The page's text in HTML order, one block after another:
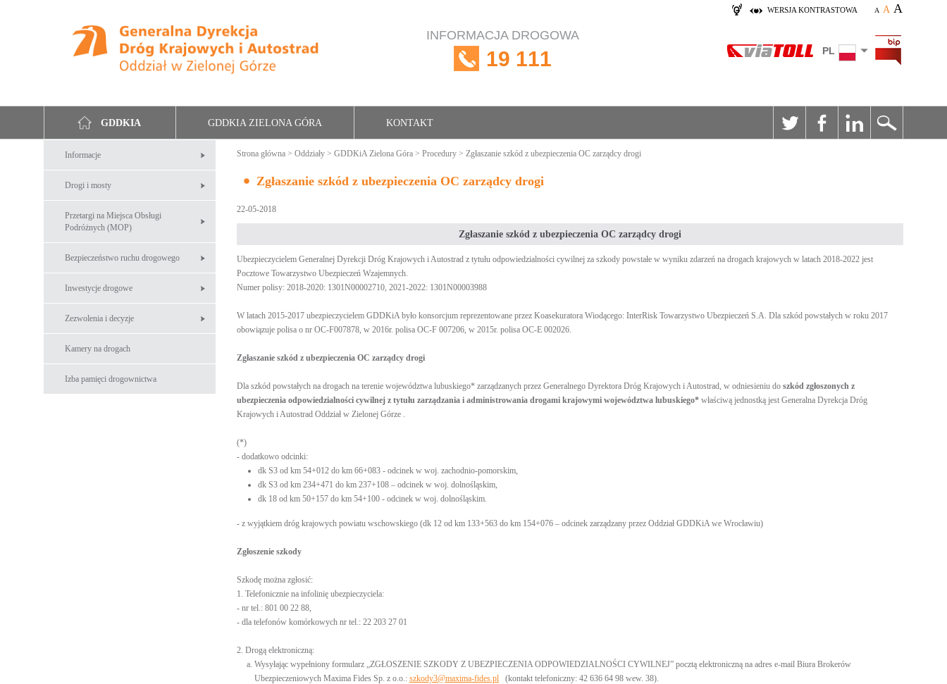
WERSJA KONTRASTOWA A A A
INFORMACJA DROGOWA
19 111 PL
GDDKIA GDDKIA ZIELONA GÓRA KONTAKT
Informacje
Drogi i mosty
Przetargi na Miejsca Obsługi
Podróżnych (MOP)
Bezpieczeństwo ruchu drogowego
Inwestycje drogowe
Zezwolenia i decyzje
Kamery na drogach
Izba pamięci drogownictwa
Strona główna > Oddziały > GDDKiA Zielona Góra > Procedury > Zgłaszanie szkód z ubezpieczenia OC zarządcy drogi
Zgłaszanie szkód z ubezpieczenia OC zarządcy drogi
22-05-2018
Zgłaszanie szkód z ubezpieczenia OC zarządcy drogi
Ubezpieczycielem Generalnej Dyrekcji Dróg Krajowych i Autostrad z tytułu odpowiedzialności cywilnej za szkody powstałe w wyniku zdarzeń na drogach krajowych w latach 2018-2022 jest
Pocztowe Towarzystwo Ubezpieczeń Wzajemnych.
Numer polisy: 2018-2020: 1301N00002710, 2021-2022: 1301N00003988
W latach 2015-2017 ubezpieczycielem GDDKiA było konsorcjum reprezentowane przez Koasekuratora Wiodącego: InterRisk Towarzystwo Ubezpieczeń S.A. Dla szkód powstałych w roku 2017
obowiązuje polisa o nr OC-F007878, w 2016r. polisa OC-F 007206, w 2015r. polisa OC-E 002026.
Zgłaszanie szkód z ubezpieczenia OC zarządcy drogi
Dla szkód powstałych na drogach na terenie województwa lubuskiego* zarządzanych przez Generalnego Dyrektora Dróg Krajowych i Autostrad, w odniesieniu do szkód zgłoszonych z
ubezpieczenia odpowiedzialności cywilnej z tytułu zarządzania i administrowania drogami krajowymi województwa lubuskiego* właściwą jednostką jest Generalna Dyrekcja Dróg
Krajowych i Autostrad Oddział w Zielonej Górze .
(*)
- dodatkowo odcinki:
dk S3 od km 54+012 do km 66+083 - odcinek w woj. zachodnio-pomorskim,
dk S3 od km 234+471 do km 237+108 – odcinek w woj. dolnośląskim,
dk 18 od km 50+157 do km 54+100 - odcinek w woj. dolnośląskim.
- z wyjątkiem dróg krajowych powiatu wschowskiego (dk 12 od km 133+563 do km 154+076 – odcinek zarządzany przez Oddział GDDKiA we Wrocławiu)
Zgłoszenie szkody
Szkodę można zgłosić:
1. Telefonicznie na infolinię ubezpieczyciela:
- nr tel.: 801 00 22 88,
- dla telefonów komórkowych nr tel.: 22 203 27 01
2. Drogą elektroniczną:
Wysyłając wypełniony formularz „ZGŁOSZENIE SZKODY Z UBEZPIECZENIA ODPOWIEDZIALNOŚCI CYWILNEJ” pocztą elektroniczną na adres e-mail Biura Brokerów
Ubezpieczeniowych Maxima Fides Sp. z o.o.: szkody3@maxima-fides.pl
(kontakt telefoniczny: 42 636 64 98 wew. 38).